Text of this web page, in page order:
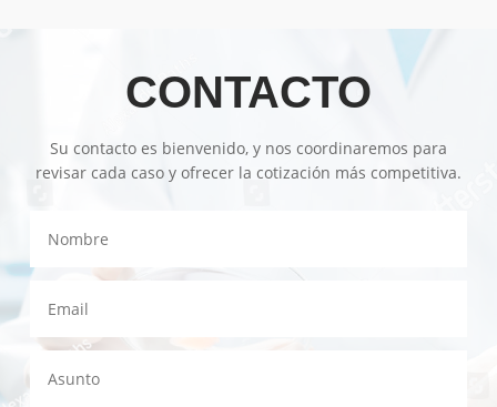
CONTACTO
Su contacto es bienvenido, y nos coordinaremos para
revisar cada caso y ofrecer la cotización más competitiva.